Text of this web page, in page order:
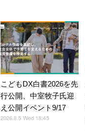
こどもDX白書2026を先
行公開、中室牧子氏迎
え公開イベント9/17
2026.8.5 Wed 18:45